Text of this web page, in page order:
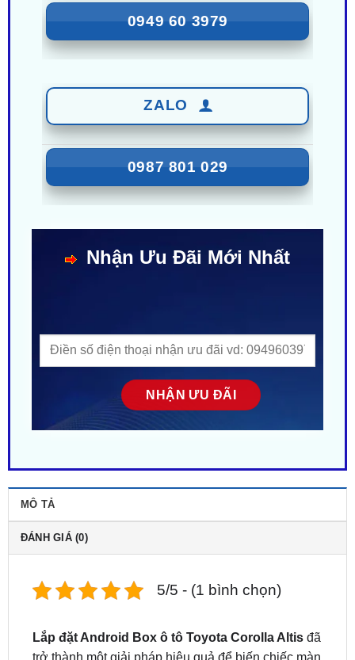
0987 801 029
ĐÁNH GIÁ (0)
Lắp đặt Android Box ô tô Toyota Corolla Altis
hình Zin trên xe thành một hệ thống thông minh, đa
dạng tính năng, mang lại trải nghiệm hoàn toàn mới